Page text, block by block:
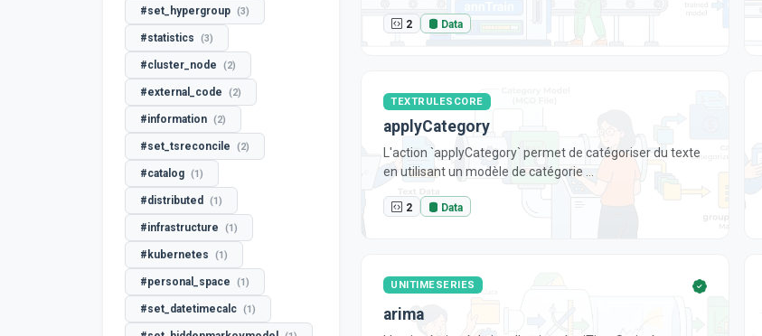
#set_hypergroup (3)
#statistics (3)
#cluster_node (2)
#external_code (2)
#information (2)
#set_tsreconcile (2)
#catalog (1)
#distributed (1)
#infrastructure (1)
#kubernetes (1)
#personal_space (1)
#set_datetimecalc (1)
2 Data
TEXTRULESCORE
applyCategory
L'action `applyCategory` permet de catégoriser du texte
en utilisant un modèle de catégorie ...
2 Data
UNITIMESERIES
arima